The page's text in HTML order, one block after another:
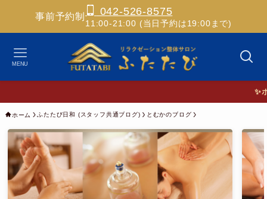
事前予約制 042-526-8575
11:00-21:00 (当日予約は19:00まで)
MENU
✨ホスピ
ホーム ふたたび日和 (スタッフ共通ブログ) とむかのブログ